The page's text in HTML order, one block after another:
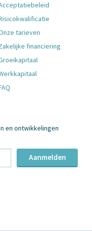
tarieven
financiering
en ontwikkelingen
Aanmelden